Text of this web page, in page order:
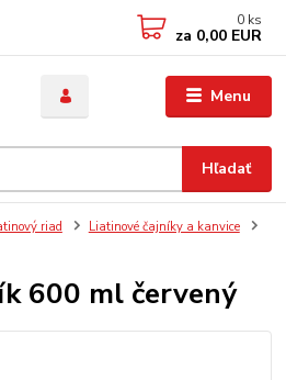
Menu
Hľadať
0 ks
za 0,00 EUR
riad
Liatinové čajníky a kanvice
600 ml červený